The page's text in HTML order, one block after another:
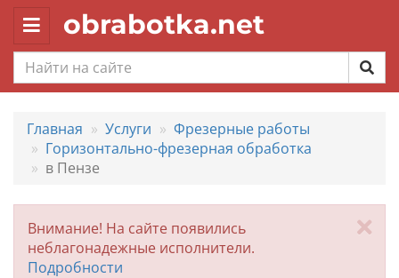
Toggle
navigation
obrabotka.net
Главная Услуги
Фрезерные работы
Горизонтально-фрезерная обработка
в Пензе
Внимание! На сайте появились
неблагонадежные исполнители.
Подробности